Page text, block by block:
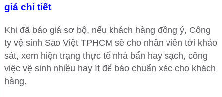
giá chi tiết
Khi đã báo giá sơ bộ, nếu khách hàng đồng ý, Công
ty vệ sinh Sao Việt TPHCM sẽ cho nhân viên tới khảo
sát, xem hiện trạng thực tế nhà bẩn hay sạch, công
việc vệ sinh nhiều hay ít để báo chuẩn xác cho khách
hàng.